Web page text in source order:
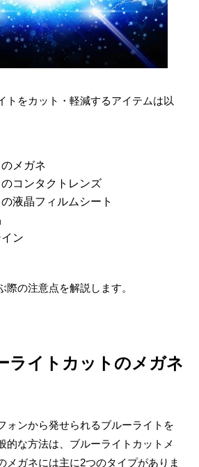
トをカット・軽減するアイテムは以
メガネ
コンタクトレンズ
液晶フィルムシート
ン
際の注意点を解説します。
ライトカットのメガネ
ォンから発せられるブルーライトを
的な方法は、ブルーライトカットメ
メガネには主に2つのタイプがありま